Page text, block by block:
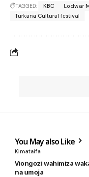
TAGGED: KBC Lodwar
Turkana Cultural festival
You May also Like
Kimataifa
Viongozi wahimiza
na umoja